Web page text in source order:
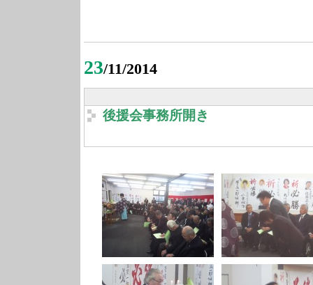
23/11/2014
後援会事務所開き